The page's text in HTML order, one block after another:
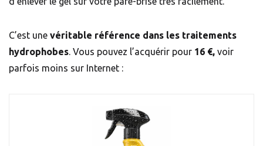
C’est une véritable référence dans les traitements
hydrophobes. Vous pouvez l’acquérir pour 16 €, voir
parfois moins sur Internet :